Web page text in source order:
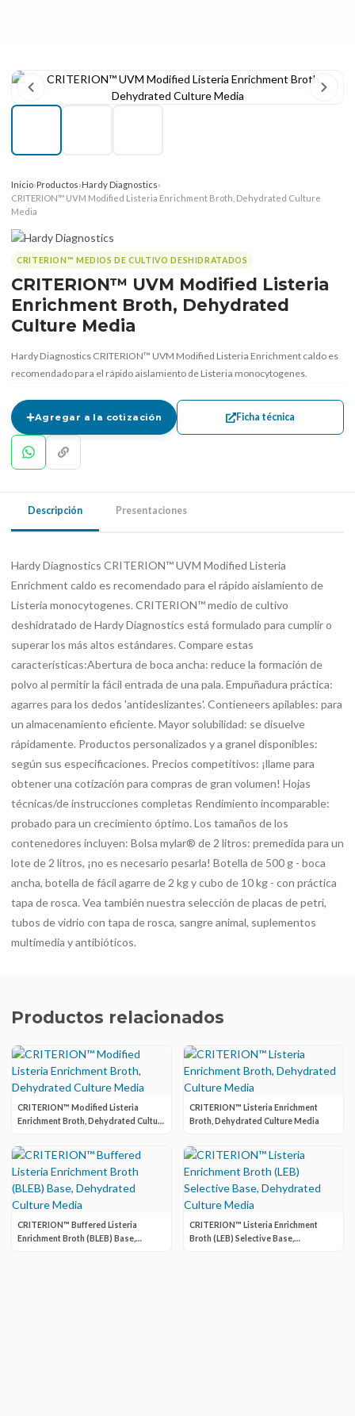
Inicio›Productos›Hardy Diagnostics›
CRITERION™ UVM Modified Listeria Enrichment Broth, Dehydrated Culture
Media
CRITERION™ MEDIOS DE CULTIVO DESHIDRATADOS
CRITERION™ UVM Modified Listeria
Enrichment Broth, Dehydrated
Culture Media
Hardy Diagnostics CRITERION™ UVM Modified Listeria Enrichment caldo es
recomendado para el rápido aislamiento de Listeria monocytogenes.
Agregar a la cotización Ficha técnica
Descripción Presentaciones
Hardy Diagnostics CRITERION™ UVM Modified Listeria
Enrichment caldo es recomendado para el rápido aislamiento de
Listeria monocytogenes. CRITERION™ medio de cultivo
deshidratado de Hardy Diagnostics está formulado para cumplir o
superar los más altos estándares. Compare estas
características:Abertura de boca ancha: reduce la formación de
polvo al permitir la fácil entrada de una pala. Empuñadura práctica:
agarres para los dedos 'antideslizantes'. Contieneers apilables: para
un almacenamiento eficiente. Mayor solubilidad: se disuelve
rápidamente. Productos personalizados y a granel disponibles:
según sus especificaciones. Precios competitivos: ¡llame para
obtener una cotización para compras de gran volumen! Hojas
técnicas/de instrucciones completas Rendimiento incomparable:
probado para un crecimiento óptimo. Los tamaños de los
contenedores incluyen: Bolsa mylar® de 2 litros: premedida para un
lote de 2 litros, ¡no es necesario pesarla! Botella de 500 g - boca
ancha, botella de fácil agarre de 2 kg y cubo de 10 kg - con práctica
tapa de rosca. Vea también nuestra selección de placas de petri,
tubos de vidrio con tapa de rosca, sangre animal, suplementos
multimedia y antibióticos.
Productos relacionados
CRITERION™ Modified Listeria
Enrichment Broth, Dehydrated Culture
CRITERION™ Listeria Enrichment
Broth, Dehydrated Culture Media
CRITERION™ Buffered Listeria
Enrichment Broth (BLEB) Base,
CRITERION™ Listeria Enrichment
Broth (LEB) Selective Base,